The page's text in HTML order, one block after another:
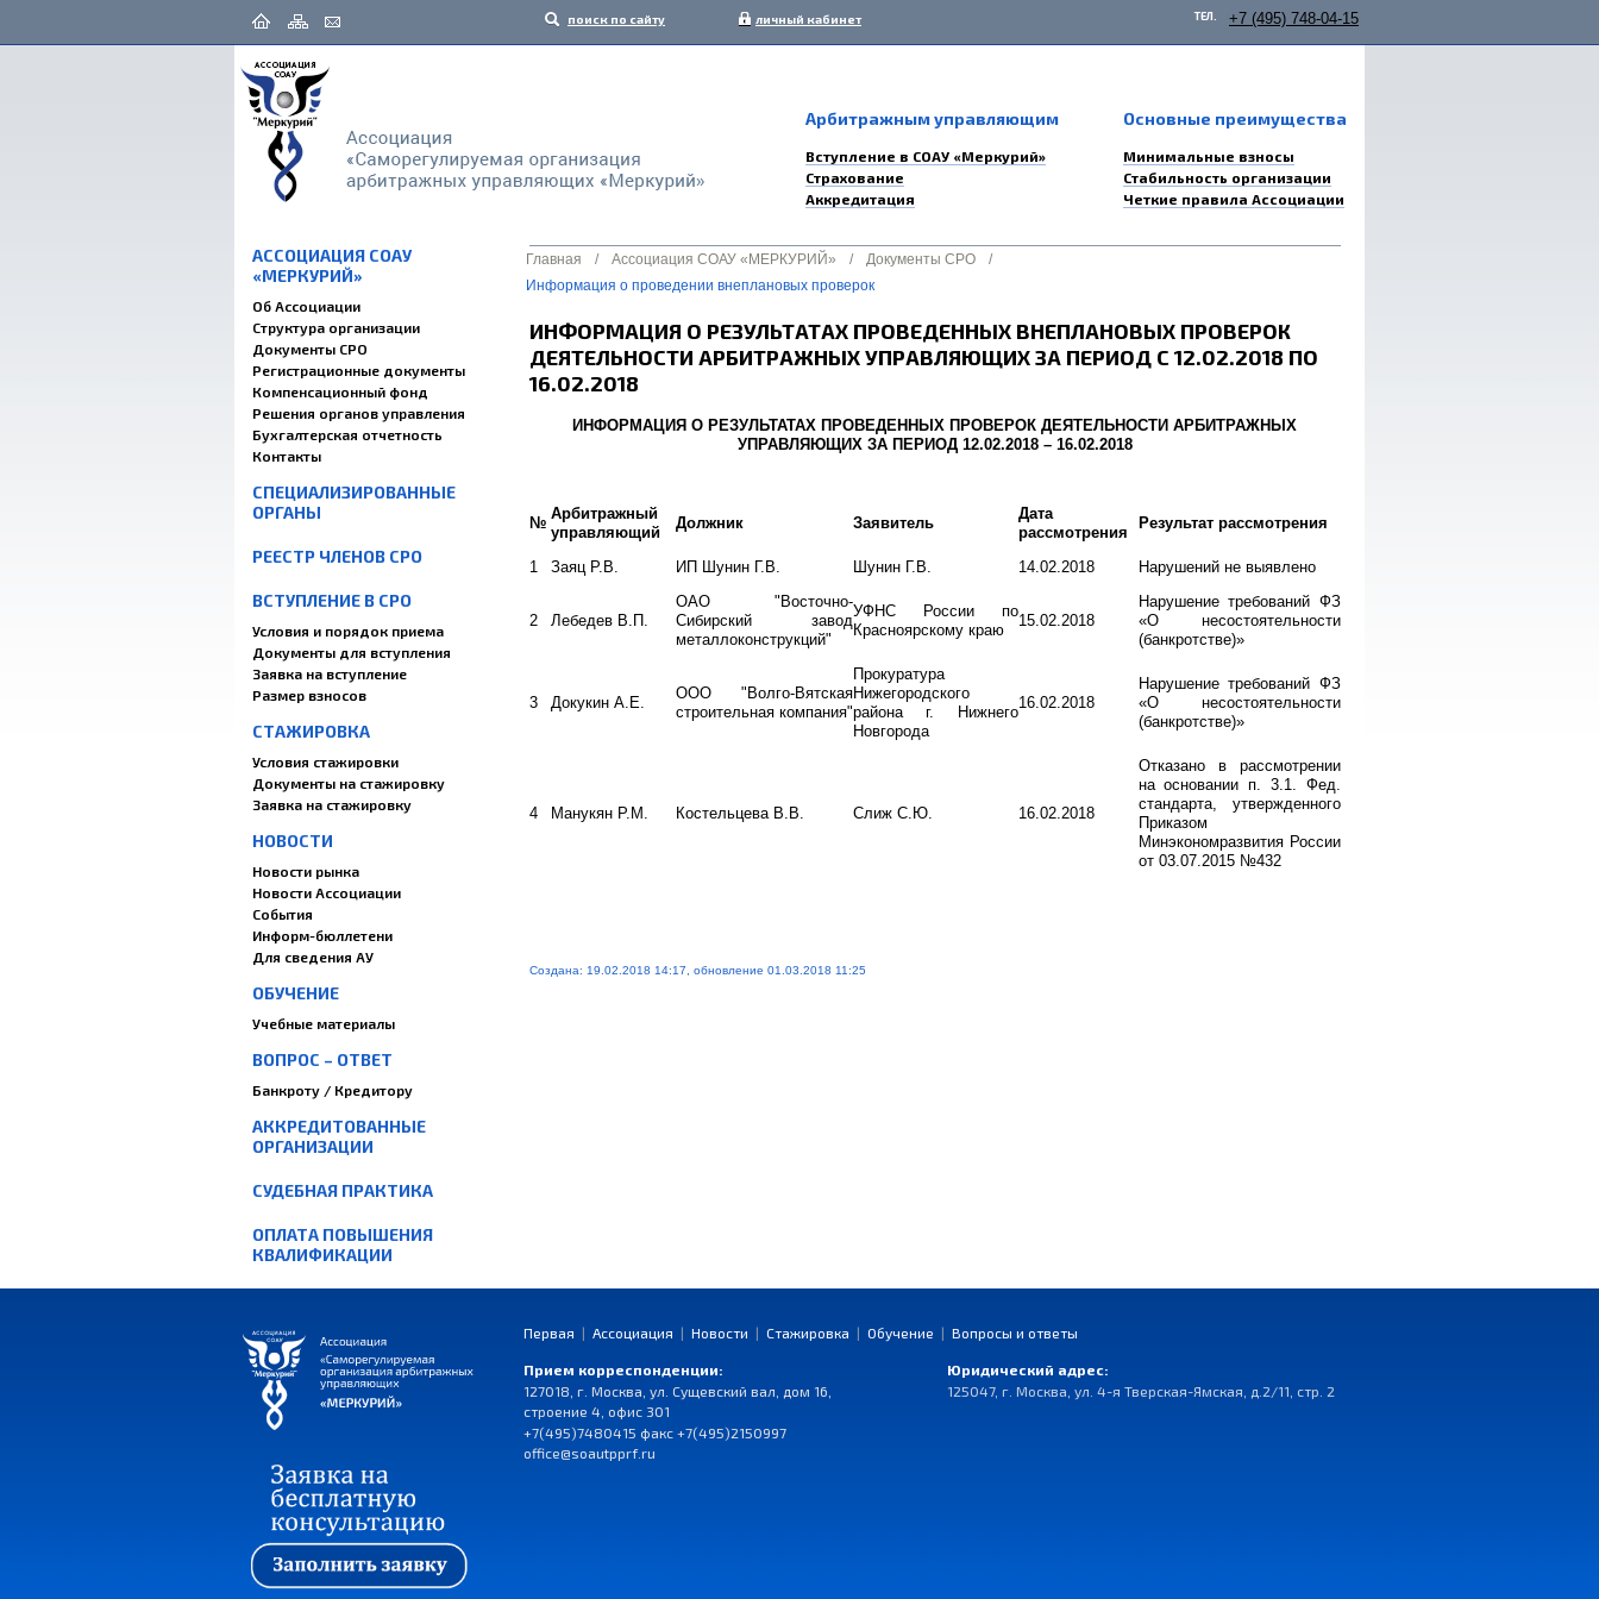
поиск по сайту личный кабинет ТЕЛ. +7 (495) 748-04-15
Арбитражным управляющим
Вступление в СОАУ «Меркурий»
Страхование
Аккредитация
Основные преимущества
Минимальные взносы
Стабильность организации
Четкие правила Ассоциации
АССОЦИАЦИЯ СОАУ
«МЕРКУРИЙ»
Об Ассоциации
Структура организации
Документы СРО
Регистрационные документы
Компенсационный фонд
Решения органов управления
Бухгалтерская отчетность
Контакты
СПЕЦИАЛИЗИРОВАННЫЕ
ОРГАНЫ
РЕЕСТР ЧЛЕНОВ СРО
ВСТУПЛЕНИЕ В СРО
Условия и порядок приема
Документы для вступления
Заявка на вступление
Размер взносов
СТАЖИРОВКА
Условия стажировки
Документы на стажировку
Заявка на стажировку
НОВОСТИ
Новости рынка
Новости Ассоциации
События
Информ-бюллетени
Для сведения АУ
ОБУЧЕНИЕ
Учебные материалы
ВОПРОС – ОТВЕТ
Банкроту / Кредитору
АККРЕДИТОВАННЫЕ
ОРГАНИЗАЦИИ
СУДЕБНАЯ ПРАКТИКА
ОПЛАТА ПОВЫШЕНИЯ
КВАЛИФИКАЦИИ
Главная / Ассоциация СОАУ «МЕРКУРИЙ» / Документы СРО
/
Информация о проведении внеплановых проверок
ИНФОРМАЦИЯ О РЕЗУЛЬТАТАХ ПРОВЕДЕННЫХ ВНЕПЛАНОВЫХ ПРОВЕРОК
ДЕЯТЕЛЬНОСТИ АРБИТРАЖНЫХ УПРАВЛЯЮЩИХ ЗА ПЕРИОД С 12.02.2018 ПО
16.02.2018
ИНФОРМАЦИЯ О РЕЗУЛЬТАТАХ ПРОВЕДЕННЫХ ПРОВЕРОК ДЕЯТЕЛЬНОСТИ АРБИТРАЖНЫХ
УПРАВЛЯЮЩИХ ЗА ПЕРИОД 12.02.2018 – 16.02.2018
№
Арбитражный
управляющий
Должник Заявитель
Дата
рассмотрения
Результат рассмотрения
1 Заяц Р.В. ИП Шунин Г.В. Шунин Г.В. 14.02.2018 Нарушений не выявлено
2 Лебедев В.П.
ОАО "Восточно-
Сибирский завод
металлоконструкций"
УФНС России по
Красноярскому краю
15.02.2018
Нарушение требований ФЗ
«О несостоятельности
(банкротстве)»
3 Докукин А.Е.
ООО "Волго-Вятская
строительная компания"
Прокуратура
Нижегородского
района г. Нижнего
Новгорода
16.02.2018
Нарушение требований ФЗ
«О несостоятельности
(банкротстве)»
4 Манукян Р.М. Костельцева В.В. Слиж С.Ю. 16.02.2018
Отказано в рассмотрении
на основании п. 3.1. Фед.
стандарта, утвержденного
Приказом
Минэкономразвития России
от 03.07.2015 №432
Создана: 19.02.2018 14:17, обновление 01.03.2018 11:25
Первая | Ассоциация | Новости | Стажировка | Обучение | Вопросы и ответы
Прием корреспонденции:
127018, г. Москва, ул. Сущевский вал, дом 16,
строение 4, офис 301
+7(495)7480415 факс +7(495)2150997
office@soautpprf.ru
Юридический адрес:
125047, г. Москва, ул. 4-я Тверская-Ямская, д.2/11, стр. 2